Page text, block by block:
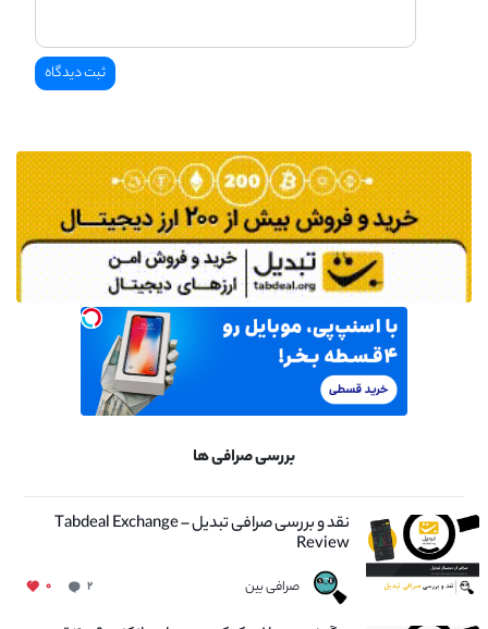
بررسی صرافی ها
نقد و بررسی صرافی تبدیل – Tabdeal Exchange
Review
صرافی بین ۲ ۰